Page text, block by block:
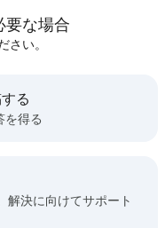
要な場合
さい。
る
を得る
解決に向けてサポート